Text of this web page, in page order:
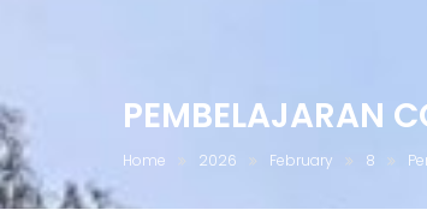
PEMBELAJARAN
Home 2026 February 8